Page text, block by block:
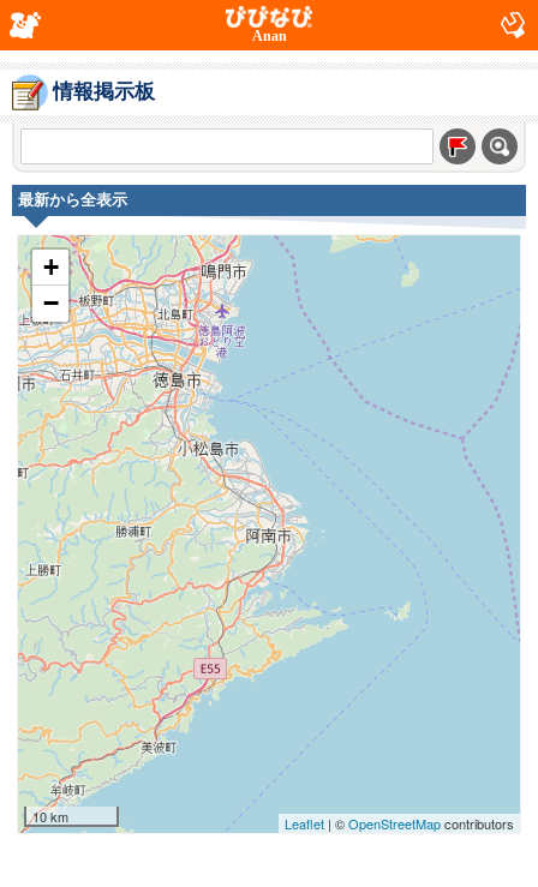
Anan
情報掲示板
最新から全表示
+
−
10 km Leaflet| ©OpenStreetMapcontributors